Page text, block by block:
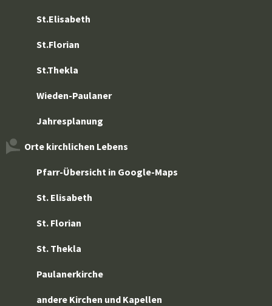
St.Elisabeth
St.Florian
St.Thekla
Wieden-Paulaner
Jahresplanung
Orte kirchlichen Lebens
Pfarr-Übersicht in Google-Maps
St. Elisabeth
St. Florian
St. Thekla
Paulanerkirche
andere Kirchen und Kapellen